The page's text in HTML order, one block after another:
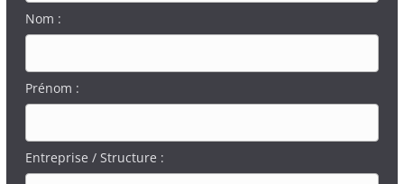
Nom :
Prénom :
Entreprise / Structure :